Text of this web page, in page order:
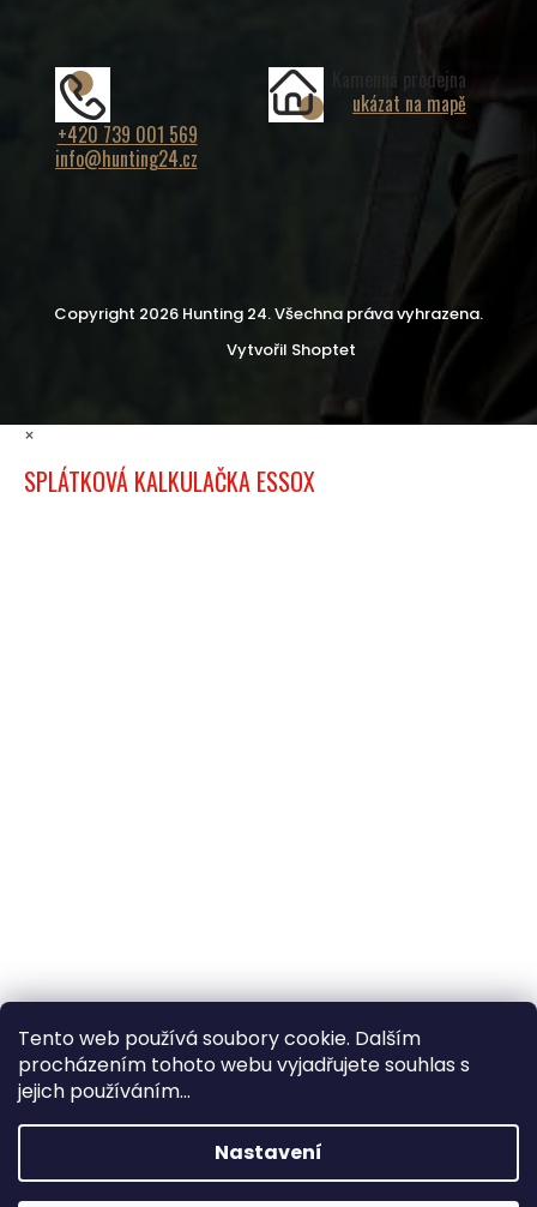
Tento web používá soubory cookie. Dalším
procházením tohoto webu vyjadřujete souhlas s
jejich používáním...
Nastavení
+420 739 001 569
info@hunting24.cz
Kamenná prodejna
ukázat na mapě
Vytvořil Shoptet
Copyright 2026 Hunting 24. Všechna práva vyhrazena.
×
SPLÁTKOVÁ KALKULAČKA ESSOX
×
Hledáte nejvýhodnější cenu? Získáte jí
pomocíregistrace